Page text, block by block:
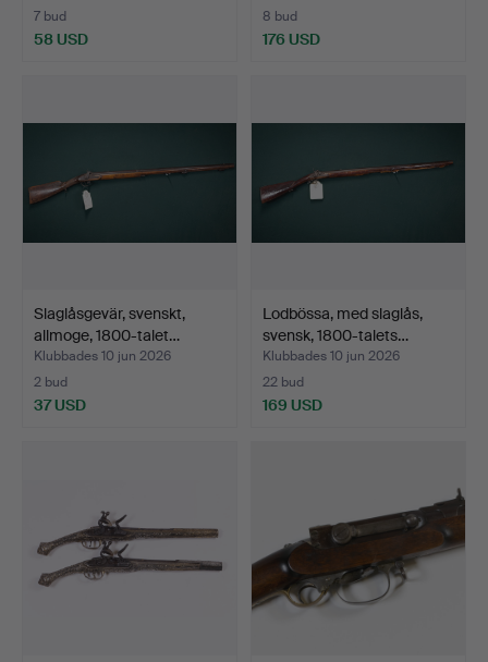
7 bud
58 USD
8 bud
176 USD
Slaglåsgevär, svenskt,
allmoge, 1800-talet…
Klubbades 10 jun 2026
2 bud
37 USD
Lodbössa, med slaglås,
svensk, 1800-talets…
Klubbades 10 jun 2026
22 bud
169 USD